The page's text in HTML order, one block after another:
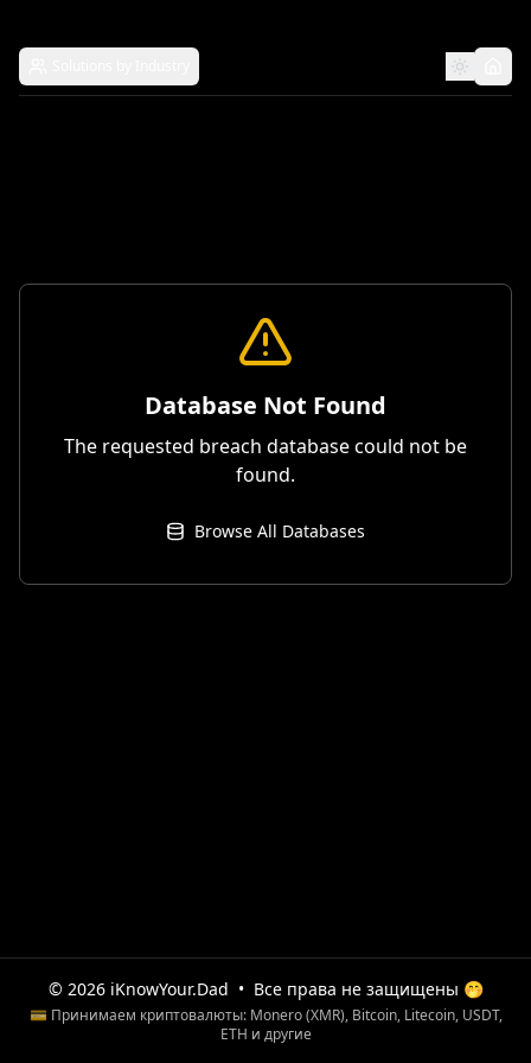
Database Not Found
The requested breach database could not be
found.
Browse All Databases
© 2026 iKnowYour.Dad • Все права не защищены 🤭
💳 Принимаем криптовалюты: Monero (XMR), Bitcoin, Litecoin, USDT,
ETH и другие